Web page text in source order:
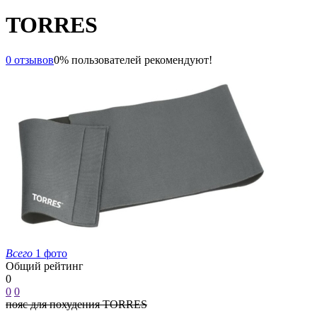
TORRES
0 отзывов0% пользователей рекомендуют!
Всего 1 фото
Общий рейтинг
0
0 0
пояс для похудения TORRES